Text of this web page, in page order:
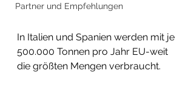
Partner und Empfehlungen
In Italien und Spanien werden mit je
500.000 Tonnen pro Jahr EU-weit
die größten Mengen verbraucht.